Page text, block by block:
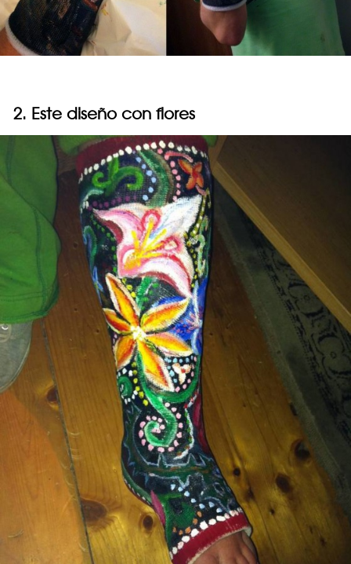
2. Este diseño con flores